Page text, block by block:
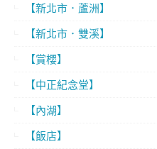
【新北市．蘆洲】
【新北市．雙溪】
【賞櫻】
【中正紀念堂】
【內湖】
【飯店】